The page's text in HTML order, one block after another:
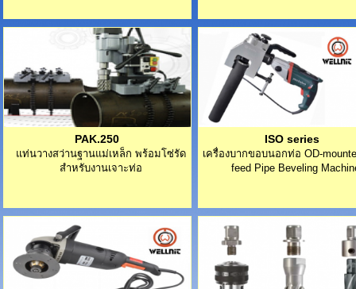
PAK.250
แท่นวางสว่านฐานแม่เหล็ก พร้อมโซ่รัด
สำหรับงานเจาะท่อ
ISO series
เครื่องบากขอบนอกท่อ OD-
feed Pipe Beveling